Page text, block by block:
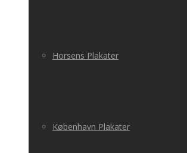
Horsens Plakater
København Plakater